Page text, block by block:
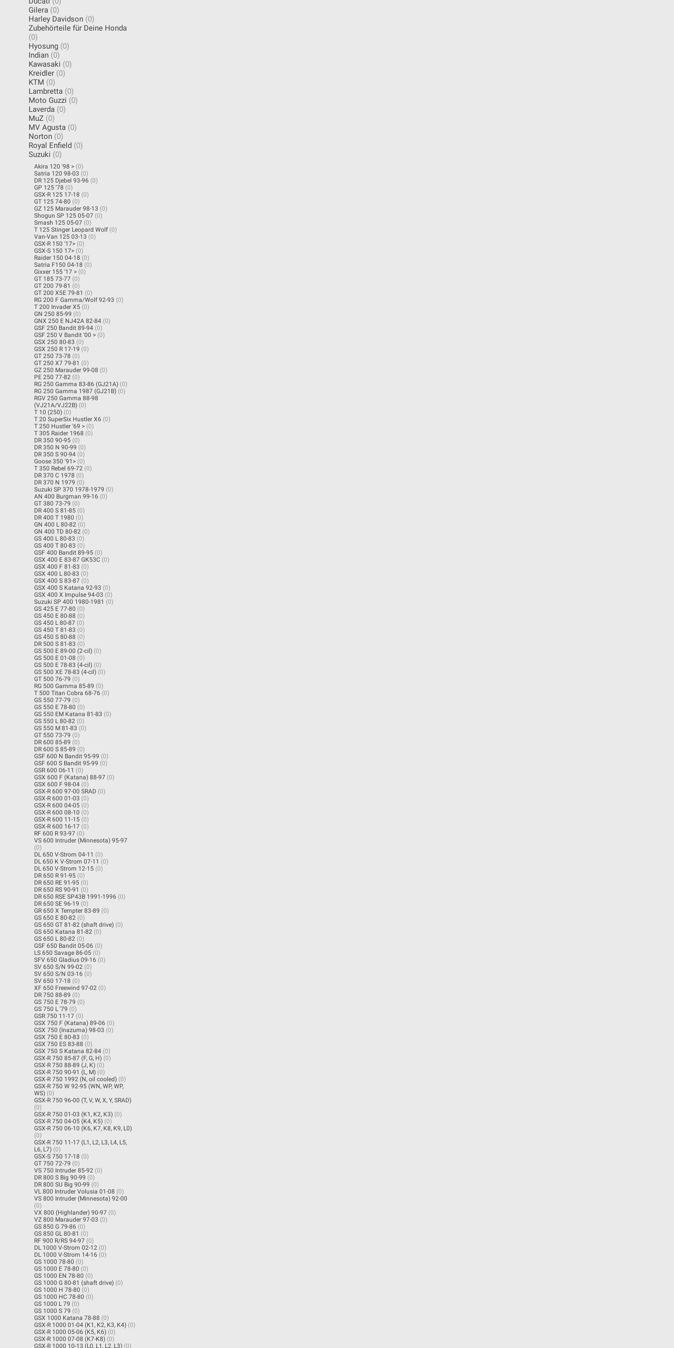
Gilera (0)
Harley Davidson (0)
Zubehörteile für Deine Honda
(0)
Hyosung (0)
Indian (0)
Kawasaki (0)
Kreidler (0)
KTM (0)
Lambretta (0)
Moto Guzzi (0)
Laverda (0)
MuZ (0)
MV Agusta (0)
Norton (0)
Royal Enfield (0)
Suzuki (0)
Akira 120 '98 > (0)
Satria 120 98-03 (0)
DR 125 Djebel 93-96 (0)
GP 125 '78 (0)
GSX-R 125 17-18 (0)
GT 125 74-80 (0)
GZ 125 Marauder 98-13 (0)
Shogun SP 125 05-07 (0)
Smash 125 05-07 (0)
T 125 Stinger Leopard Wolf (0)
Van-Van 125 03-13 (0)
GSX-R 150 '17> (0)
GSX-S 150 17> (0)
Raider 150 04-18 (0)
Satria F150 04-18 (0)
Gixxer 155 '17 > (0)
GT 185 73-77 (0)
GT 200 79-81 (0)
GT 200 X5E 79-81 (0)
RG 200 F Gamma/Wolf 92-93 (0)
T 200 Invader X5 (0)
GN 250 85-99 (0)
GNX 250 E NJ42A 82-84 (0)
GSF 250 Bandit 89-94 (0)
GSF 250 V Bandit '00 > (0)
GSX 250 80-83 (0)
GSX 250 R 17-19 (0)
GT 250 73-78 (0)
GT 250 X7 79-81 (0)
GZ 250 Marauder 99-08 (0)
PE 250 77-82 (0)
RG 250 Gamma 83-86 (GJ21A) (0)
RG 250 Gamma 1987 (GJ21B) (0)
RGV 250 Gamma 88-98
(VJ21A/VJ22B) (0)
T 10 (250) (0)
T 20 SuperSix Hustler X6 (0)
T 250 Hustler '69 > (0)
T 305 Raider 1968 (0)
DR 350 90-95 (0)
DR 350 N 90-99 (0)
DR 350 S 90-94 (0)
Goose 350 '91> (0)
T 350 Rebel 69-72 (0)
DR 370 C 1978 (0)
DR 370 N 1979 (0)
Suzuki SP 370 1978-1979 (0)
AN 400 Burgman 99-16 (0)
GT 380 73-79 (0)
DR 400 S 81-85 (0)
DR 400 T 1980 (0)
GN 400 L 80-82 (0)
GN 400 TD 80-82 (0)
GS 400 L 80-83 (0)
GS 400 T 80-83 (0)
GSF 400 Bandit 89-95 (0)
GSX 400 E 83-87 GK53C (0)
GSX 400 F 81-83 (0)
GSX 400 L 80-83 (0)
GSX 400 S 83-87 (0)
GSX 400 S Katana 92-93 (0)
GSX 400 X Impulse 94-03 (0)
Suzuki SP 400 1980-1981 (0)
GS 425 E 77-80 (0)
GS 450 E 80-88 (0)
GS 450 L 80-87 (0)
GS 450 T 81-83 (0)
GS 450 S 80-88 (0)
DR 500 S 81-83 (0)
GS 500 E 89-00 (2-cil) (0)
GS 500 E 01-08 (0)
GS 500 E 78-83 (4-cil) (0)
GS 500 XE 78-83 (4-cil) (0)
GT 500 76-79 (0)
RG 500 Gamma 85-89 (0)
T 500 Titan Cobra 68-76 (0)
GS 550 77-79 (0)
GS 550 E 78-80 (0)
GS 550 EM Katana 81-83 (0)
GS 550 L 80-82 (0)
GS 550 M 81-83 (0)
GT 550 73-79 (0)
DR 600 85-89 (0)
DR 600 S 85-89 (0)
GSF 600 N Bandit 95-99 (0)
GSF 600 S Bandit 95-99 (0)
GSR 600 06-11 (0)
GSX 600 F (Katana) 88-97 (0)
GSX 600 F 98-04 (0)
GSX-R 600 97-00 SRAD (0)
GSX-R 600 01-03 (0)
GSX-R 600 04-05 (0)
GSX-R 600 08-10 (0)
GSX-R 600 11-15 (0)
GSX-R 600 16-17 (0)
RF 600 R 93-97 (0)
VS 600 Intruder (Minnesota) 95-97
(0)
DL 650 V-Strom 04-11 (0)
DL 650 K V-Strom 07-11 (0)
DL 650 V-Strom 12-15 (0)
DR 650 R 91-95 (0)
DR 650 RE 91-95 (0)
DR 650 RS 90-91 (0)
DR 650 RSE SP43B 1991-1996 (0)
DR 650 SE 96-19 (0)
GR 650 X Tempter 83-89 (0)
GS 650 E 80-82 (0)
GS 650 GT 81-82 (shaft drive) (0)
GS 650 Katana 81-82 (0)
GS 650 L 80-82 (0)
GSF 650 Bandit 05-06 (0)
LS 650 Savage 86-05 (0)
SFV 650 Gladius 09-16 (0)
SV 650 S/N 99-02 (0)
SV 650 S/N 03-16 (0)
SV 650 17-18 (0)
XF 650 Freewind 97-02 (0)
DR 750 88-89 (0)
GS 750 E 78-79 (0)
GS 750 L '79 (0)
GSR 750 11-17 (0)
GSX 750 F (Katana) 89-06 (0)
GSX 750 (Inazuma) 98-03 (0)
GSX 750 E 80-83 (0)
GSX 750 ES 83-88 (0)
GSX 750 S Katana 82-84 (0)
GSX-R 750 85-87 (F, G, H) (0)
GSX-R 750 88-89 (J, K) (0)
GSX-R 750 90-91 (L, M) (0)
GSX-R 750 1992 (N, oil cooled) (0)
GSX-R 750 W 92-95 (WN, WP, WP,
WS) (0)
GSX-R 750 96-00 (T, V, W, X, Y, SRAD)
(0)
GSX-R 750 01-03 (K1, K2, K3) (0)
GSX-R 750 04-05 (K4, K5) (0)
GSX-R 750 06-10 (K6, K7, K8, K9, L0)
(0)
GSX-R 750 11-17 (L1, L2, L3, L4, L5,
L6, L7) (0)
GSX-S 750 17-18 (0)
GT 750 72-79 (0)
VS 750 Intruder 85-92 (0)
DR 800 S Big 90-99 (0)
DR 800 SU Big 90-99 (0)
VL 800 Intruder Volusia 01-08 (0)
VS 800 Intruder (Minnesota) 92-00
(0)
VX 800 (Highlander) 90-97 (0)
VZ 800 Marauder 97-03 (0)
GS 850 G 79-86 (0)
GS 850 GL 80-81 (0)
RF 900 R/RS 94-97 (0)
DL 1000 V-Strom 02-12 (0)
DL 1000 V-Strom 14-16 (0)
GS 1000 78-80 (0)
GS 1000 E 78-80 (0)
GS 1000 EN 78-80 (0)
GS 1000 G 80-81 (shaft drive) (0)
GS 1000 H 78-80 (0)
GS 1000 HC 78-80 (0)
GS 1000 L 79 (0)
GS 1000 S 79 (0)
GSX 1000 Katana 78-88 (0)
GSX-R 1000 01-04 (K1, K2, K3, K4) (0)
GSX-R 1000 05-06 (K5, K6) (0)
GSX-R 1000 07-08 (K7-K8) (0)
GSX-R 1000 10-13 (L0, L1, L2, L3) (0)